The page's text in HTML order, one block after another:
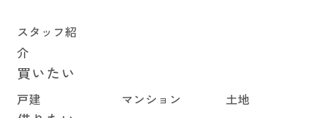
スタッフ紹
介
買いたい
戸建 マンション 土地